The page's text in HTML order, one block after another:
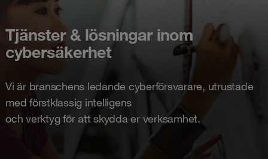
Tjänster & lösningar inom
cybersäkerhet
Vi är branschens ledande cyberförsvarare, utrustade
med förstklassig intelligens
och verktyg för att skydda er verksamhet.